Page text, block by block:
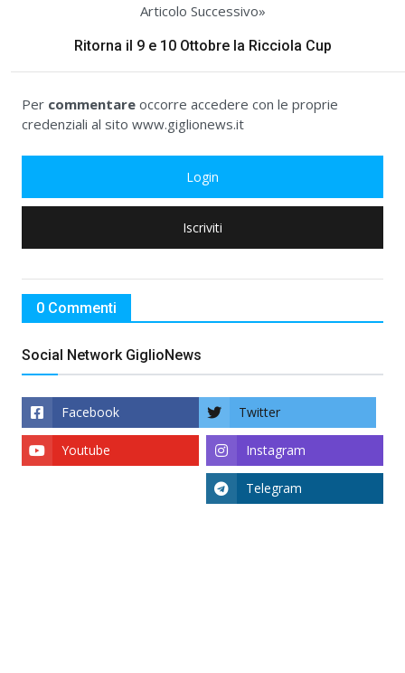
Articolo Successivo»
Ritorna il 9 e 10 Ottobre la Ricciola Cup
Per commentare occorre accedere con le proprie
credenziali al sito www.giglionews.it
Login
Iscriviti
0 Commenti
Social Network GiglioNews
Facebook Twitter
Instagram
Youtube
Telegram